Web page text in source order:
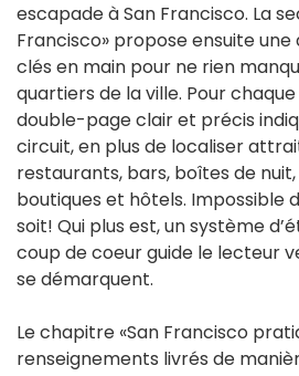
escapade à San Francisco. La
Francisco» propose ensuite une
clés en main pour ne rien
quartiers de la ville. Pour
double-page clair et précis
circuit, en plus de localiser
restaurants, bars, boîtes de
boutiques et hôtels. Impossible
soit! Qui plus est, un système
coup de coeur guide le lecteur
se démarquent.
Le chapitre «San Francisco
renseignements livrés de